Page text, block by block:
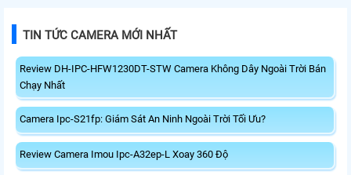
TIN TỨC CAMERA MỚI NHẤT
Review DH-IPC-HFW1230DT-STW Camera Không Dây Ngoài Trời Bán
Chạy Nhất
Camera Ipc-S21fp: Giám Sát An Ninh Ngoài Trời Tối Ưu?
Review Camera Imou Ipc-A32ep-L Xoay 360 Độ